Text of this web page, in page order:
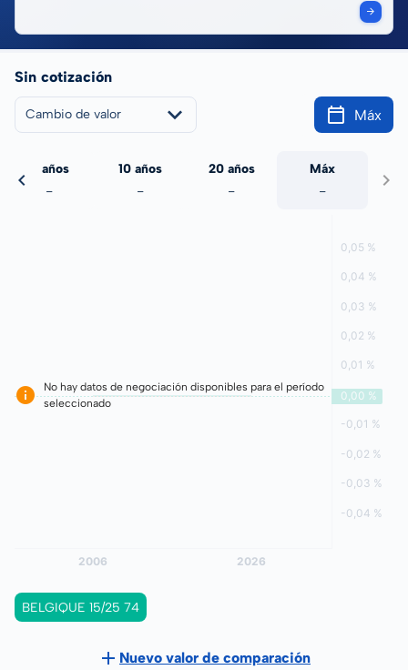
Sin cotización
Cambio de valor Máx
5 años
-
10 años
-
20 años
-
Máx
-
No hay datos de negociación disponibles para el período
seleccionado
BELGIQUE 15/25 74
Nuevo valor de comparación